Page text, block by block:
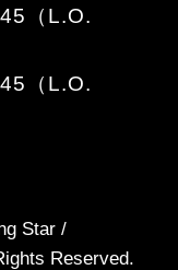
（L.O.
（L.O.
Star /
Reserved.